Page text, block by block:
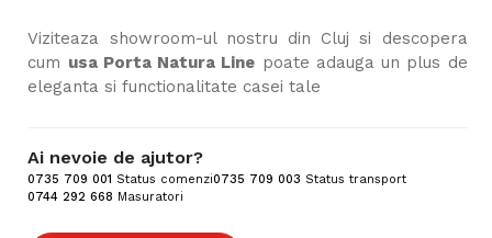
Viziteaza showroom-ul nostru din Cluj si descopera
cum usa Porta Natura Line poate adauga un plus de
eleganta si functionalitate casei tale
Ai nevoie de ajutor?
0735 709 001 Status comenzi0735 709 003 Status transport
0744 292 668 Masuratori